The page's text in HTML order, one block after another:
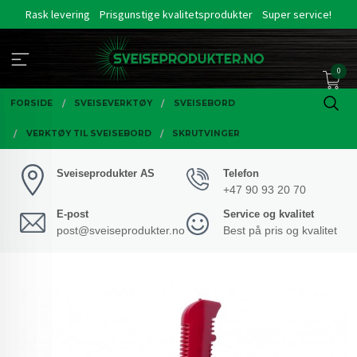
Rask levering Prisgunstige kvalitetsprodukter Super service!
0
FORSIDE SVEISEVERKTØY SVEISEBORD
VERKTØY TIL SVEISEBORD SKRUTVINGER
Sveiseprodukter AS Telefon
+47 90 93 20 70
E-post
post@sveiseprodukter.no
Service og kvalitet
Best på pris og kvalitet